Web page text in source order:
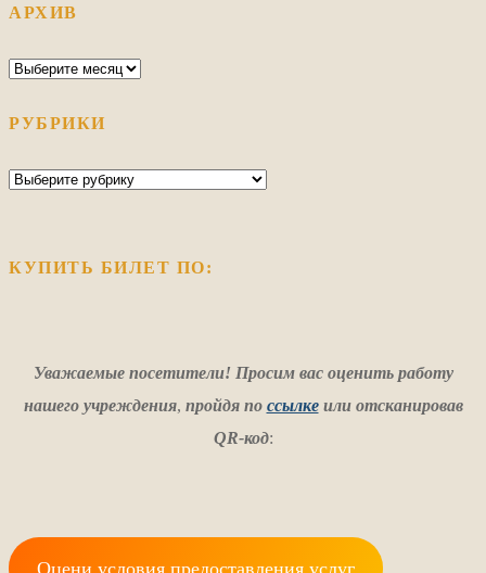
АРХИВ
Архив
РУБРИКИ
Рубрики
КУПИТЬ БИЛЕТ ПО:
Уважаемые посетители! Просим вас оценить работу
нашего учреждения, пройдя по ссылкеили отсканировав
QR-код:
Оцени условия предоставления услуг